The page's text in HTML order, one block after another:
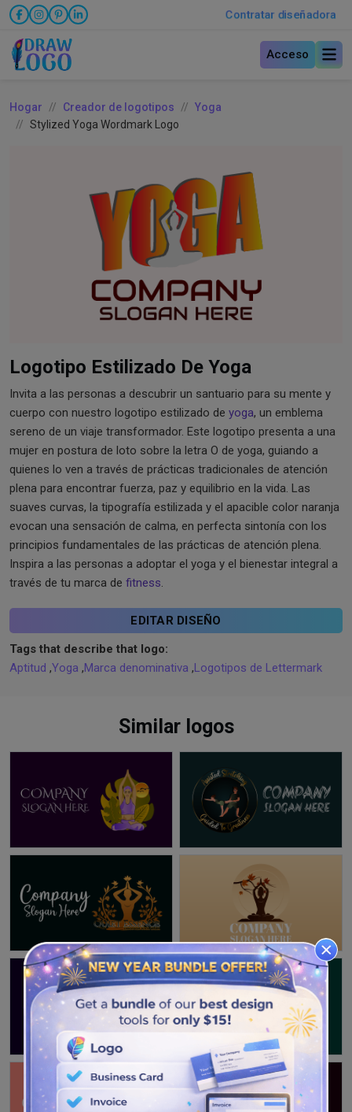
Contratar diseñadora
Acceso
Hogar Creador de logotipos
Yoga
Stylized Yoga Wordmark Logo
Logotipo Estilizado De Yoga
Invita a las personas a descubrir un santuario para su mente y
cuerpo con nuestro logotipo estilizado de yoga, un emblema
sereno de un viaje transformador. Este logotipo presenta a una
mujer en postura de loto sobre la letra O de yoga, guiando a
quienes lo ven a través de prácticas tradicionales de atención
plena para encontrar fuerza, paz y equilibrio en la vida. Las
suaves curvas, la tipografía estilizada y el apacible color naranja
evocan una sensación de calma, en perfecta sintonía con los
principios fundamentales de las prácticas de atención plena.
Inspira a las personas a adoptar el yoga y el bienestar integral a
través de tu marca de fitness
EDITAR DISEÑO
Tags that describe that logo:
Aptitud ,Yoga ,Marca denominativa ,Logotipos de Lettermark
Similar logos